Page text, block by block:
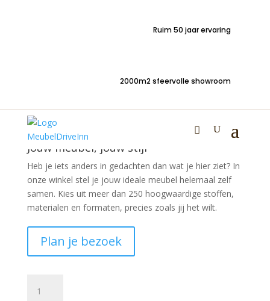
Ruim 50 jaar ervaring
2000m2 sfeervolle showroom
houten deuren en 2 grote open vakken.
Jouw meubel, jouw stijl
Heb je iets anders in gedachten dan wat je hier ziet? In
onze winkel stel je jouw ideale meubel helemaal zelf
samen. Kies uit meer dan 250 hoogwaardige stoffen,
materialen en formaten, precies zoals jij het wilt.
Plan je bezoek
Dressoir